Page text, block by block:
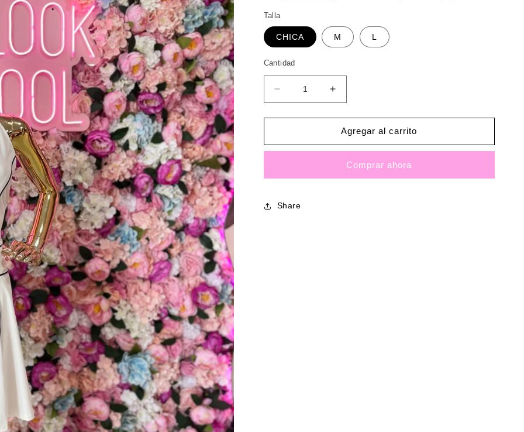
Talla
CHICA M L
Cantidad
Reducir
cantidad
para
DEPORTIVO
Aumentar
cantidad
para
VESTIDO
DEPORTIVO
Agregar al carrito
Comprar ahora
Share